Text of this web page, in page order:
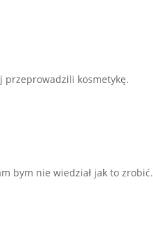
przeprowadzili kosmetykę.
bym nie wiedział jak to zrobić.